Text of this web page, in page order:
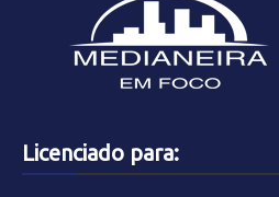
Licenciado para: